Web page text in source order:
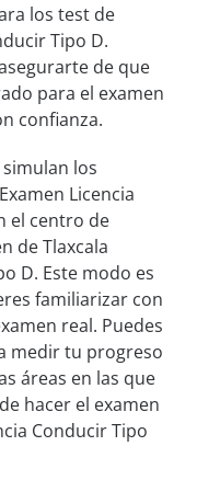
los test de
Tipo D.
de que
para el examen
confianza.
los
Licencia
el centro de
de Tlaxcala
D. Este modo es
familiarizar con
real. Puedes
medir tu progreso
áreas en las que
hacer el examen
Conducir Tipo